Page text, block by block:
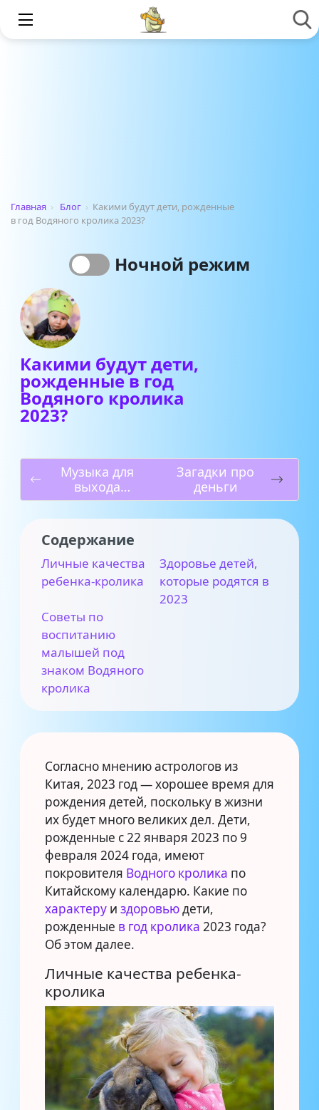
Главная › Блог › Какими будут дети, рожденные
в год Водяного кролика 2023?
Ночной режим
Какими будут дети,
рожденные в год
Водяного кролика
2023?
Музыка для
выхода
Снегурочки на
утреннике
Загадки про
деньги
Содержание
Личные качества
ребенка-кролика
Здоровье детей,
которые родятся в
2023
Советы по
воспитанию
малышей под
знаком Водяного
кролика
Согласно мнению астрологов из
Китая, 2023 год — хорошее время для
рождения детей, поскольку в жизни
их будет много великих дел. Дети,
рожденные с 22 января 2023 по 9
февраля 2024 года, имеют
покровителя Водного кролика по
Китайскому календарю. Какие по
характеру и здоровьюдети,
рожденные в год кролика 2023 года?
Об этом далее.
Личные качества ребенка-
кролика